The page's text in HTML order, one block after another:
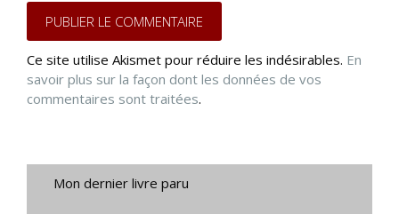
Ce site utilise Akismet pour réduire les indésirables. En
savoir plus sur la façon dont les données de vos
commentaires sont traitées.
Mon dernier livre paru